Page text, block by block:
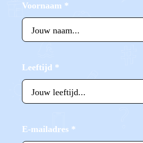
Voornaam *
Leeftijd *
E-mailadres *